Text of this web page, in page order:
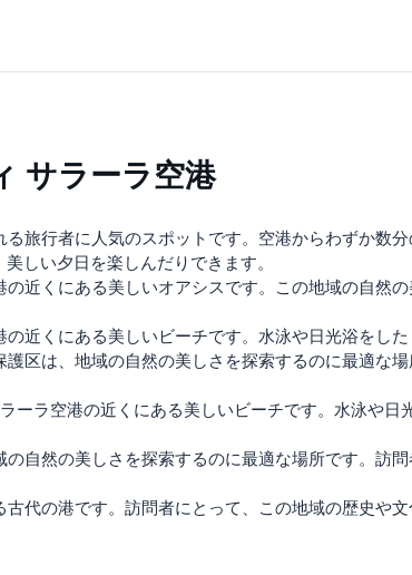
サラーラ空港
旅行者に人気のスポットです。空港からわずか数
しい夕日を楽しんだりできます。
近くにある美しいオアシスです。この地域の自然
近くにある美しいビーチです。水泳や日光浴をし
護区は、地域の自然の美しさを探索するのに最適な
ーラ空港の近くにある美しいビーチです。水泳や
の自然の美しさを探索するのに最適な場所です。訪
代の港です。訪問者にとって、この地域の歴史や